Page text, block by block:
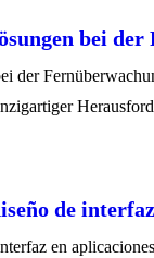
bei
der
de
en